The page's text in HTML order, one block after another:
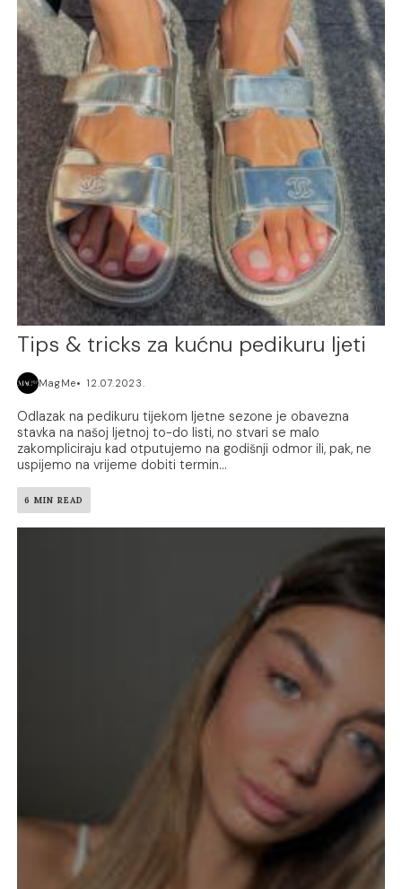
Tips & tricks za kućnu pedikuru ljeti
MagMe 12.07.2023.
Odlazak na pedikuru tijekom ljetne sezone je obavezna
stavka na našoj ljetnoj to-do listi, no stvari se malo
zakompliciraju kad otputujemo na godišnji odmor ili, pak, ne
uspijemo na vrijeme dobiti termin...
6 MIN READ